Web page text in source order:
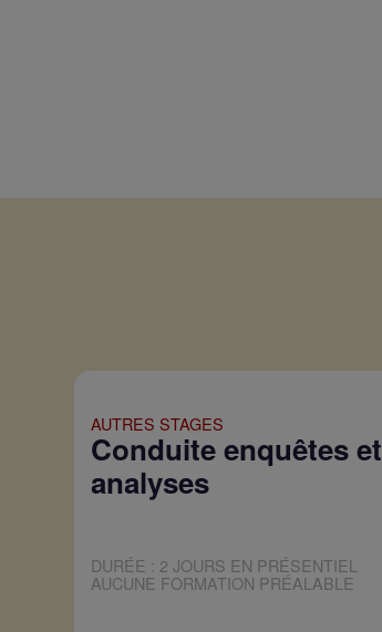
AUTRES STAGES
Conduite enquêtes et
analyses
DURÉE : 2 JOURS EN PRÉSENTIEL
AUCUNE FORMATION PRÉALABLE